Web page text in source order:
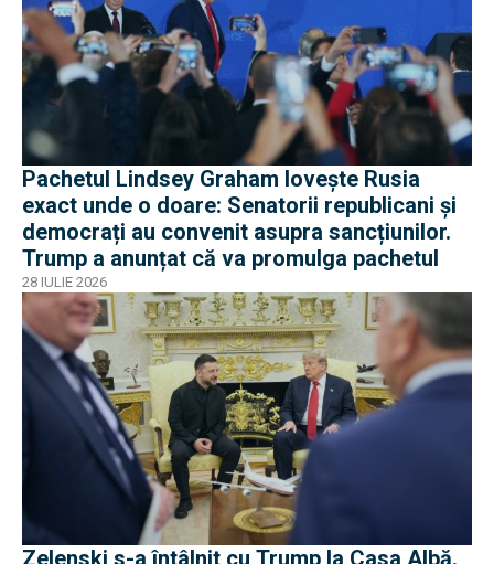
Pachetul Lindsey Graham lovește Rusia
exact unde o doare: Senatorii republicani și
democrați au convenit asupra sancțiunilor.
Trump a anunțat că va promulga pachetul
28 IULIE 2026